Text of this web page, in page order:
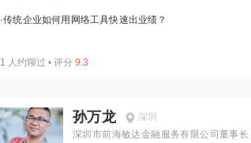
·传统企业如何用网络工具快速出业绩？
1 人约聊过 • 评分 9.3
孙万龙
深圳
深圳市前海敏达金融服务有限公司董事长